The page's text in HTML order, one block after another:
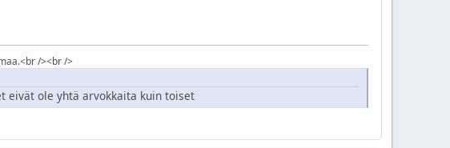
/><br />
eivät ole yhtä arvokkaita kuin toiset